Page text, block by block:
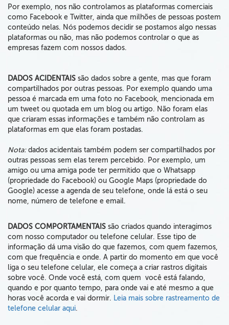
Por exemplo, nos não controlamos as plataformas comerciais
como Facebook e Twitter, ainda que milhões de pessoas postem
conteúdo nelas. Nós podemos decidir se postamos algo nessas
plataformas ou não, mas não podemos controlar o que as
empresas fazem com nossos dados.
DADOS ACIDENTAIS são dados sobre a gente, mas que foram
compartilhados por outras pessoas. Por exemplo quando uma
pessoa é marcada em uma foto no Facebook, mencionada em
um tweet ou quotada em um blog ou artigo. Não foram elas
que criaram essas informações e também não controlam as
plataformas em que elas foram postadas.
Nota:dados acidentais também podem ser compartilhados por
outras pessoas sem elas terem percebido. Por exemplo, um
amigo ou uma amiga pode ter permitido que o Whatsapp
(propriedade do Facebook) ou Google Maps (propriedade do
Google) acesse a agenda de seu telefone, onde lá está o seu
nome, número de telefone e email.
DADOS COMPORTAMENTAIS são criados quando interagimos
com nosso computador ou telefone celular. Esse tipo de
informação dá uma visão do que fazemos, com quem fazemos,
com que frequência e onde. A partir do momento em que você
liga o seu telefone celular, ele começa a criar rastros digitais
sobre você. Onde você está, com quem você está falando,
quando e por quanto tempo, para onde vai e até mesmo a que
horas você acorda e vai dormir. Leia mais sobre rastreamento de
telefone celular aqui.